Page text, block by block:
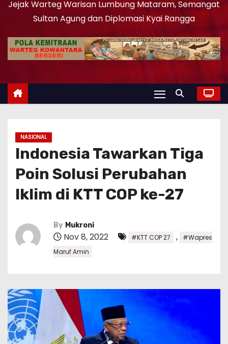
Jejak Warteg Warisan Lumbung Mataram, Semangat
Sultan Agung dan Diplomasi Kyai Rangga
NASIONAL
Indonesia Tawarkan Tiga
Poin Solusi Perubahan
Iklim di KTT COP ke-27
By Mukroni
Nov 8, 2022 #KTT COP 27 ,
#Wapres
Maruf Amin